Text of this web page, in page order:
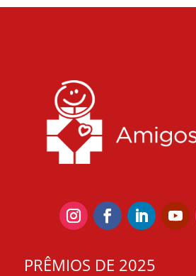
PRÊMIOS DE 2025